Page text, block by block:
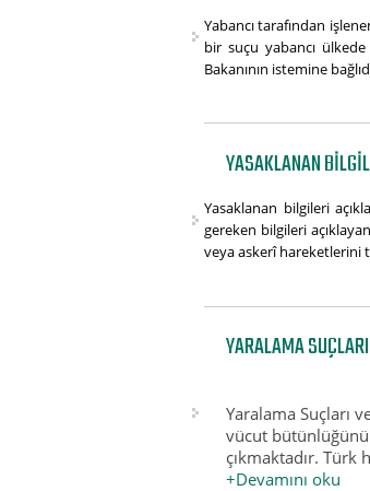
Yabancı tarafından
bir suçu yabancı
Bakanının istemine
YASAKLANAN
Yasaklanan bilgileri
gereken bilgileri
veya askerî hareketlerini
YARALAMA
Yaralama Suçları
vücut
çıkmaktadır. Türk
+Devamını oku